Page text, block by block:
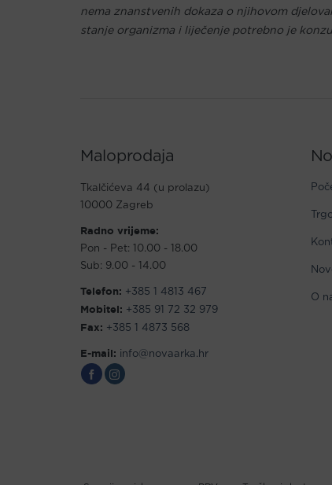
nema znanstvenih dokaza o njihovom
stanje organizma i liječenje potrebno je
Maloprodaja
Tkalčićeva 44 (u prolazu)
10000 Zagreb
Radno vrijeme:
Pon - Pet: 10.00 - 18.00
Sub: 9.00 - 14.00
Telefon: +385 1 4813 467
Mobitel: +385 91 72 32 979
Fax: +385 1 4873 568
E-mail: info@novaarka.hr
O